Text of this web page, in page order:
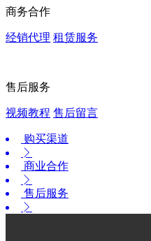
商务合作
经销代理 租赁服务
售后服务
视频教程 售后留言
购买渠道
商业合作
售后服务